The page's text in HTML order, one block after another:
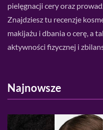
pielęgnacji cery oraz
Znajdziesz tu recenzje
makijażu i dbania o cerę, a
aktywności fizycznej i
Najnowsze